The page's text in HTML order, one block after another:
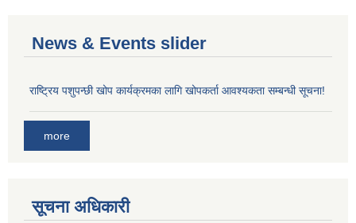
News & Events slider
राष्ट्रिय पशुपन्छी खोप कार्यक्रमका लागि खोपकर्ता आवश्यकता सम्बन्धी सूचना!
more
सूचना अधिकारी